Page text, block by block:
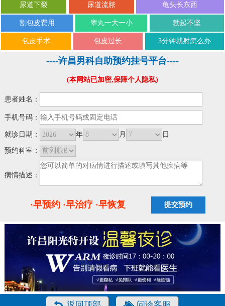
尿道下裂 尿道流脓 龟头长东西
割包皮费用 睾丸一大一小 勃起不坚
包皮手术 包皮过长 3分钟就射怎么办
----许昌男科自助预约挂号平台----
(本网站已加密,保障个人隐私)
患者姓名：
手机号码：
就诊日期： 年 月 日
预约科室：
病情描述：
·早预约 ·早治疗 ·早恢复